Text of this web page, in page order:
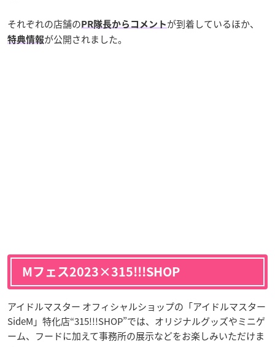
それぞれの店舗のPR隊長からコメント が到着しているほか、
特典情報が公開されました。
Mフェス2023×315!!!SHOP
アイドルマスター オフィシャルショップの「アイドルマスター
SideM」特化店“315!!!SHOP”では、オリジナルグッズやミニゲ
ーム、フードに加えて事務所の展示などをお楽しみいただけま